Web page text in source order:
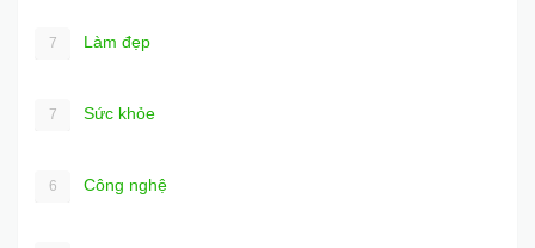
7 Làm đẹp
7 Sức khỏe
6 Công nghệ